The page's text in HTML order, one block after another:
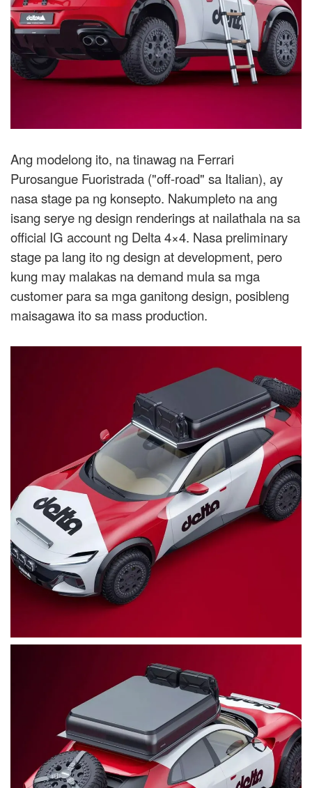
Ang modelong ito, na tinawag na Ferrari
Purosangue Fuoristrada ("off-road" sa Italian), ay
nasa stage pa ng konsepto. Nakumpleto na ang
isang serye ng design renderings at nailathala na sa
official IG account ng Delta 4×4. Nasa preliminary
stage pa lang ito ng design at development, pero
kung may malakas na demand mula sa mga
customer para sa mga ganitong design, posibleng
maisagawa ito sa mass production.